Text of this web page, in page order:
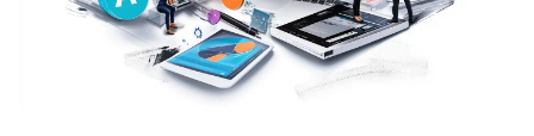
Детям
Акции и промокоды